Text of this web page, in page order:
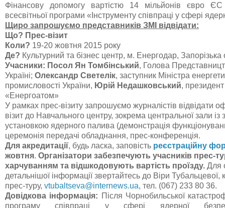
Фінансову допомогу вартістю 14 мільйонів євро
всесвітньої програми «Інструменту співпраці у сфері
Щиро запрошуємо представників ЗМІ відвідати:
Що? Прес-візит
Коли? 19-20 жовтня 2015 року
Де? Культурний та бізнес центр, м. Енергодар, Запорізька
Учасники: Посол Ян Томбінський, Голова
Україні; Олександр Светелік, заступник Міністра
промисловості України, Юрій Недашковський,
«Енергоатом»
У рамках прес-візиту запрошуємо журналістів відвідати
візит до Навчального центру, зокрема центральної зали
установкою ядерного палива (демонстрація
церемонія передачі обладнання, прес-конференція.
Для акредитації, будь ласка, заповість реєстраційну
жовтня. Організатори забезпечують учасників прес-
харчуванням та відшкодовують вартість проїзду. Для
детальнішої інформації звертайтесь до Віри Тубальцевої,
прес-туру, vtubaltseva@internews.ua, тел. (067) 233 80 36.
Довідкова інформація: Після Чорнобильської
програму співпраці у сфері ядерної